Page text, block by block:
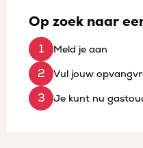
Op zoek naar
Meld je aan
Vul jouw
Je kunt nu